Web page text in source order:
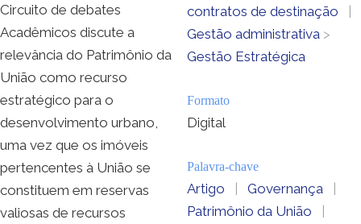
Circuito de debates
Acadêmicos discute a
relevância do Patrimônio da
União como recurso
estratégico para o
desenvolvimento urbano,
uma vez que os imóveis
pertencentes à União se
constituem em reservas
valiosas de recursos
contratos de destinação
|
Gestão administrativa >
Gestão Estratégica
Formato
Digital
Palavra-chave
Artigo | Governança
|
Patrimônio da União
|